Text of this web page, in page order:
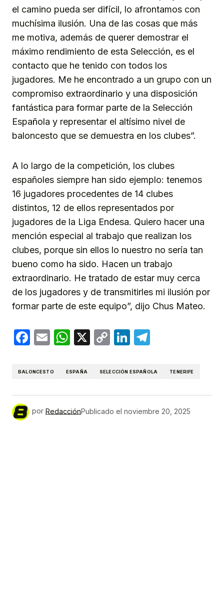
el camino pueda ser difícil, lo afrontamos con
muchísima ilusión. Una de las cosas que más
me motiva, además de querer demostrar el
máximo rendimiento de esta Selección, es el
contacto que he tenido con todos los
jugadores. Me he encontrado a un grupo con un
compromiso extraordinario y una disposición
fantástica para formar parte de la Selección
Española y representar el altísimo nivel de
baloncesto que se demuestra en los clubes”.
A lo largo de la competición, los clubes
españoles siempre han sido ejemplo: tenemos
16 jugadores procedentes de 14 clubes
distintos, 12 de ellos representados por
jugadores de la Liga Endesa. Quiero hacer una
mención especial al trabajo que realizan los
clubes, porque sin ellos lo nuestro no sería tan
bueno como ha sido. Hacen un trabajo
extraordinario. He tratado de estar muy cerca
de los jugadores y de transmitirles mi ilusión por
formar parte de este equipo”, dijo Chus Mateo.
Facebook
EmailWhatsApp
X
CopyLinkedIn
BALONCESTO ESPAÑA SELECCIÓN ESPAÑOLA TENERIFE
por RedacciónPublicado el noviembre 20, 2025